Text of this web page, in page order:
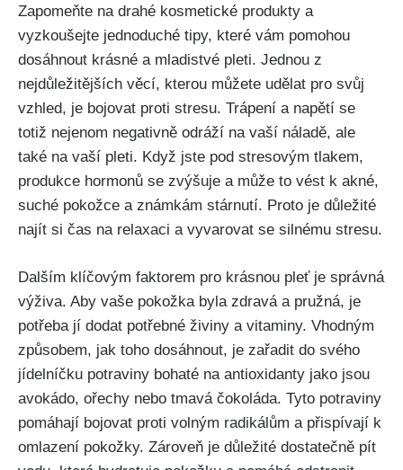
Zapomeňte na drahé kosmetické produkty a
vyzkoušejte jednoduché tipy, které‌ vám pomohou
dosáhnout ‍krásné a mladistvé pleti. Jednou⁣ z‍
nejdůležitějších věcí, kterou můžete udělat ⁣pro svůj
vzhled, je bojovat proti stresu. Trápení a napětí se
totiž nejenom negativně odráží ⁢na vaší náladě, ale
také ​na vaší pleti. Když​ jste pod​ stresovým tlakem,
produkce ⁤hormonů‌ se zvýšuje a může to vést k akné,
suché pokožce a ⁣známkám stárnutí. Proto je důležité
najít ‍si čas na​ relaxaci a vyvarovat se silnému stresu.
Dalším klíčovým faktorem⁣ pro krásnou pleť je správná
výživa. Aby ‍vaše pokožka⁤ byla zdravá a pružná,⁢ je
potřeba jí dodat potřebné⁣ živiny a vitaminy. Vhodným
způsobem, jak toho dosáhnout, je​ zařadit do svého
jídelníčku potraviny bohaté na antioxidanty ‍jako jsou
avokádo, ‌ořechy nebo tmavá čokoláda. Tyto potraviny‍
pomáhají bojovat proti volným radikálům a přispívají k
omlazení pokožky. ⁢Zároveň ‍je důležité dostatečně pít